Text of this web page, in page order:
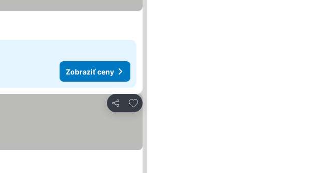
Zobraziť ceny
Zdieľať
Pridať do obľúbených